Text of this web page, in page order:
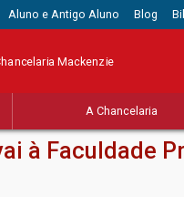
Aluno e Antigo Aluno Blog
Mackenzie
A Chancelaria
à Faculdade